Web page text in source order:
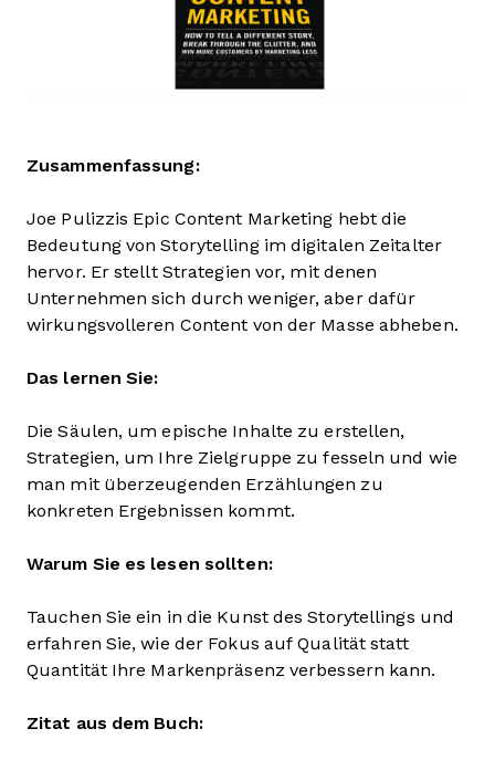
Zusammenfassung:
Joe Pulizzis Epic Content Marketing hebt die
Bedeutung von Storytelling im digitalen Zeitalter
hervor. Er stellt Strategien vor, mit denen
Unternehmen sich durch weniger, aber dafür
wirkungsvolleren Content von der Masse abheben.
Das lernen Sie:
Die Säulen, um epische Inhalte zu erstellen,
Strategien, um Ihre Zielgruppe zu fesseln und wie
man mit überzeugenden Erzählungen zu
konkreten Ergebnissen kommt.
Warum Sie es lesen sollten:
Tauchen Sie ein in die Kunst des Storytellings und
erfahren Sie, wie der Fokus auf Qualität statt
Quantität Ihre Markenpräsenz verbessern kann.
Zitat aus dem Buch: